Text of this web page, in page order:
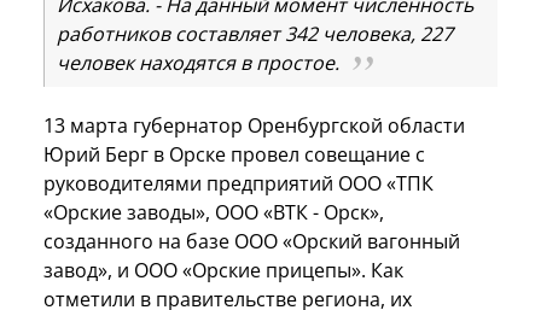
работников составляет 342 человека, 227
человек находятся в простое.
13 марта губернатор Оренбургской области
Юрий Берг в Орске провел совещание с
руководителями предприятий ООО «ТПК
«Орские заводы», ООО «ВТК - Орск»,
созданного на базе ООО «Орский вагонный
завод», и ООО «Орские прицепы». Как
отметили в правительстве региона, их